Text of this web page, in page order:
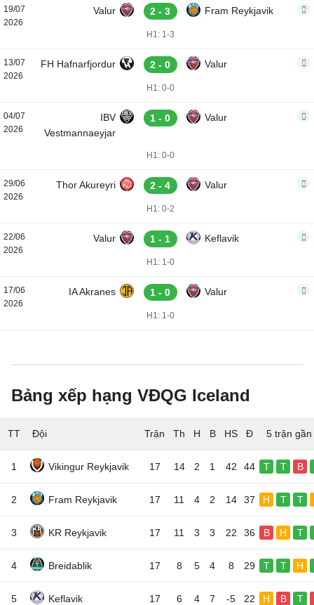
19/07
2026
Valur 2 - 3 Fram Reykjavik
H1: 1-3
13/07
2026
FH Hafnarfjordur 2 - 0 Valur
H1: 0-0
04/07
2026
IBV
Vestmannaeyjar
1 - 0 Valur
H1: 0-0
29/06
2026
Thor Akureyri 2 - 4 Valur
H1: 0-2
22/06
2026
Valur 1 - 1 Keflavik
H1: 1-0
17/06
2026
IA Akranes 1 - 0 Valur
H1: 1-0
Bảng xếp hạng VĐQG Iceland
TT Đội 5 trận gần
1 Vikingur Reykjavik 17 14 2 1 42 44 T T B
2 Fram Reykjavik 17 11 4 2 14 37 H T T
3 KR Reykjavik 17 11 3 3 22 36 B H T
4 Breidablik 17 8 5 4 8 29 T T H
5 Keflavik 17 6 4 7 -5 22 H B T